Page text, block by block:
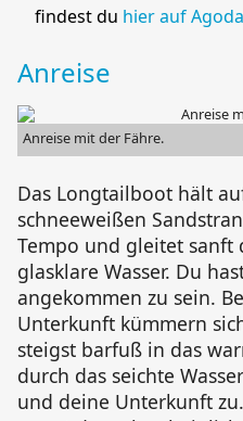
findest du hier auf Agoda
Anreise
Anreise mit der Fähre.
Das Longtailboot hält
schneeweißen
Tempo und gleitet sanft
glasklare Wasser. Du
angekommen zu sein.
Unterkunft kümmern
steigst barfuß in das
durch das seichte
und deine Unterkunft